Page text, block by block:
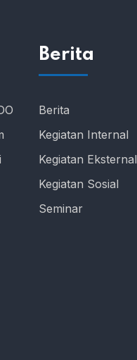
Berita
Berita
Kegiatan Internal
Kegiatan Eksternal
Kegiatan Sosial
Seminar